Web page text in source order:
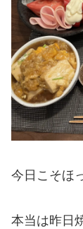
今日こそほ
本当は昨日